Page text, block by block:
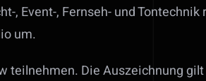
, Event-, Fernseh- und
um.
teilnehmen. Die Auszeichnung